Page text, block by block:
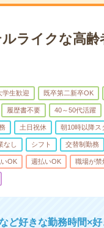
ライクな高
学生歓迎 既卒第二新卒OK
履歴書不要 40～50代活躍
土日祝休 朝10時以降ス
なし シフト 交替制勤務
OK 週払いOK 職場が禁
ど好きな勤務時間×好